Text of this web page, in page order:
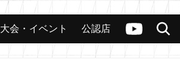
ヴァンガードch
検索
大会 公認店舗 その他
大会・イベント 公認店